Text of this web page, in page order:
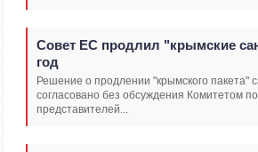
Совет ЕС продлил "крымские
год
Решение о продлении "крымского пакета"
согласовано без обсуждения Комитетом
представителей...